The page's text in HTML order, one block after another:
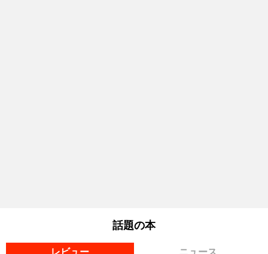
話題の本
レビュー ニュース